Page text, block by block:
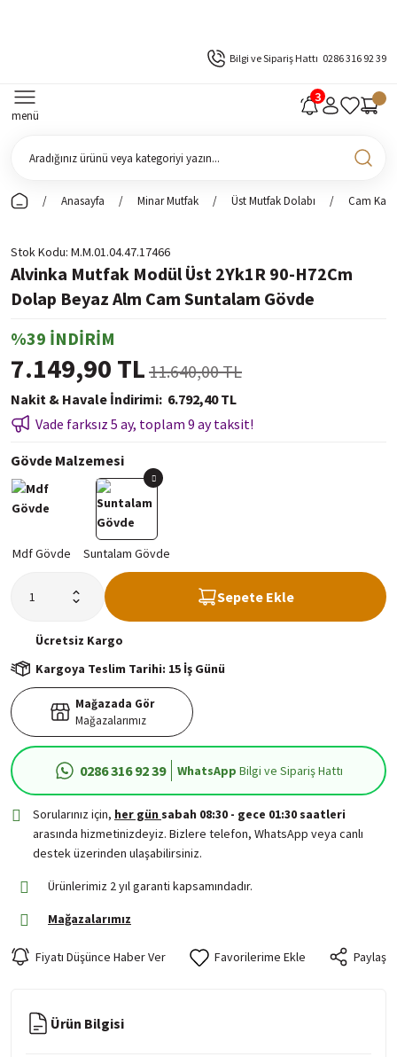
Bilgi ve Sipariş Hattı 0286 316 92 39
menü
Anasayfa Minar Mutfak Üst Mutfak Dolabı Cam
Stok Kodu M.M.01.04.47.17466
Alvinka Mutfak Modül Üst 2Yk1R 90-H72Cm
Dolap Beyaz Alm Cam Suntalam Gövde
%39 İNDİRİM
7.149,90 TL 11.640,00 TL
Nakit & Havale İndirimi 6.792,40 TL
Vade farksız 5 ay, toplam 9 ay taksit!
Gövde Malzemesi
Sepete Ekle
Ücretsiz Kargo
Kargoya Teslim Tarihi: 15 İş Günü
Mağazada Gör
Mağazalarımız
0286 316 92 39 WhatsApp Bilgi ve Sipariş Hattı
Sorularınız için, her gün sabah 08:30 - gece 01:30 saatleri
arasında hizmetinizdeyiz. Bizlere telefon, WhatsApp veya canlı
destek üzerinden ulaşabilirsiniz.
Ürünlerimiz 2 yıl garanti kapsamındadır.
Mağazalarımız
Fiyatı Düşünce Haber Ver Paylaş
Ürün Bilgisi